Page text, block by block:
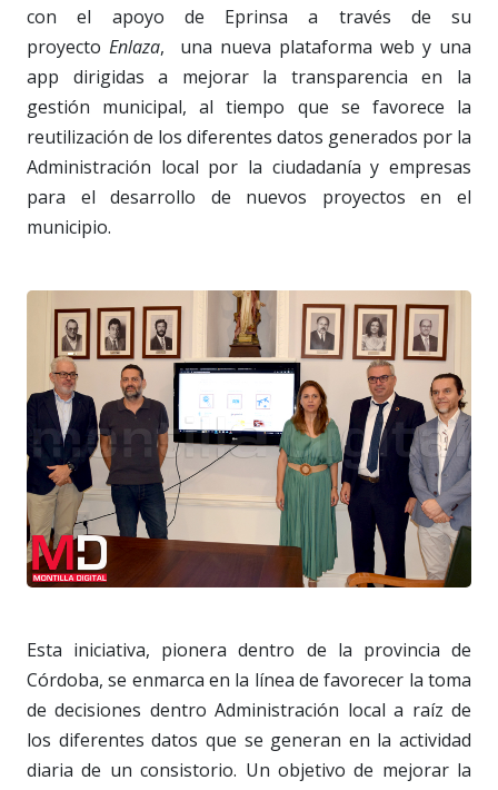
con el apoyo de Eprinsa a través de su
proyecto Enlaza,
una nueva plataforma web y una
app dirigidas a mejorar la transparencia en la
gestión municipal, al tiempo que se favorece la
reutilización de los diferentes datos generados por la
Administración local por la ciudadanía y empresas
para el desarrollo de nuevos proyectos en el
municipio.
Esta iniciativa, pionera dentro de la provincia de
Córdoba, se enmarca en la línea de favorecer la toma
de decisiones dentro Administración local a raíz de
los diferentes datos que se generan en la actividad
diaria de un consistorio. Un objetivo de mejorar la